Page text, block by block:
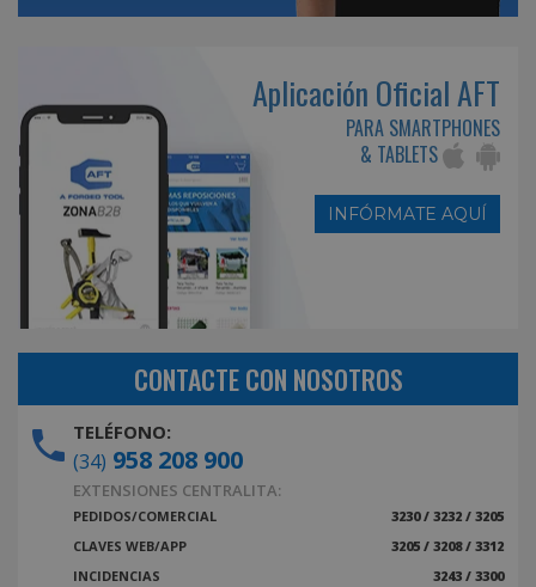
Aplicación Oficial AFT
PARA SMARTPHONES
& TABLETS
INFÓRMATE AQUÍ
CONTACTE CON NOSOTROS
TELÉFONO:
(34) 958 208 900
EXTENSIONES CENTRALITA:
PEDIDOS/COMERCIAL
3230 / 3232 / 3205
CLAVES WEB/APP
3205 / 3208 / 3312
INCIDENCIAS
3243 / 3300